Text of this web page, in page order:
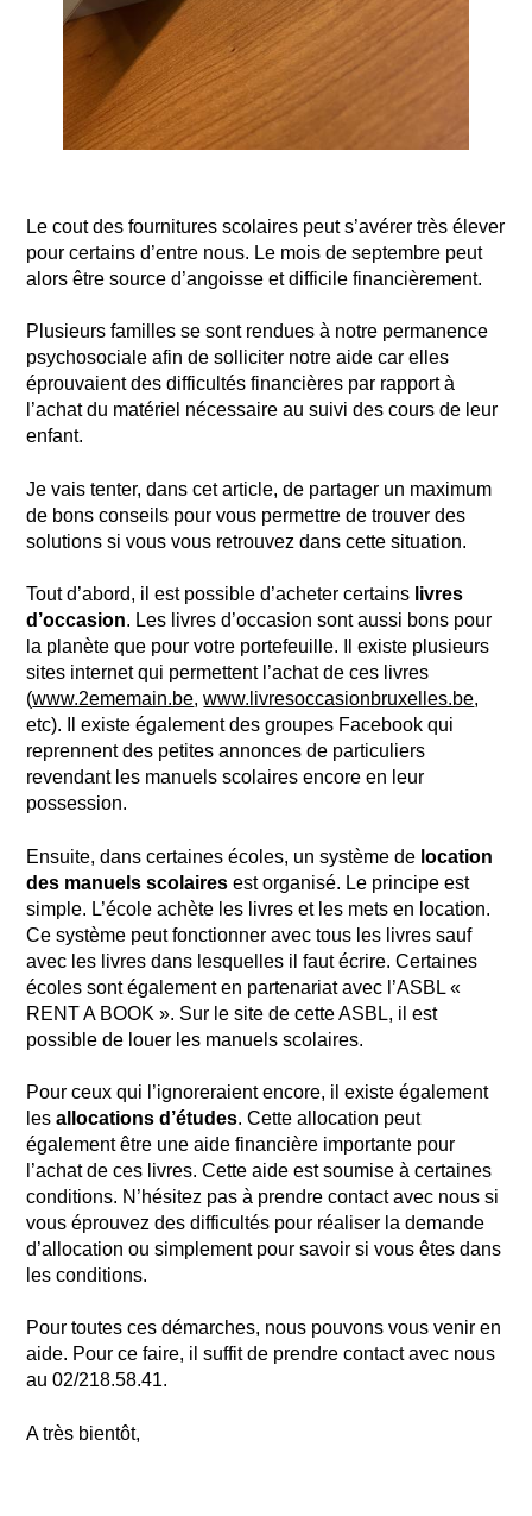
Le cout des fournitures scolaires peut s’avérer très élever
pour certains d’entre nous. Le mois de septembre peut
alors être source d’angoisse et difficile financièrement.
Plusieurs familles se sont rendues à notre permanence
psychosociale afin de solliciter notre aide car elles
éprouvaient des difficultés financières par rapport à
l’achat du matériel nécessaire au suivi des cours de leur
enfant.
Je vais tenter, dans cet article, de partager un maximum
de bons conseils pour vous permettre de trouver des
solutions si vous vous retrouvez dans cette situation.
Tout d’abord, il est possible d’acheter certains livres
d’occasion. Les livres d’occasion sont aussi bons pour
la planète que pour votre portefeuille. Il existe plusieurs
sites internet qui permettent l’achat de ces livres
(www.2ememain.be,www.livresoccasionbruxelles.be,
etc). Il existe également des groupes Facebook qui
reprennent des petites annonces de particuliers
revendant les manuels scolaires encore en leur
possession.
Ensuite, dans certaines écoles, un système de location
des manuels scolaires est organisé. Le principe est
simple. L’école achète les livres et les mets en location.
Ce système peut fonctionner avec tous les livres sauf
avec les livres dans lesquelles il faut écrire. Certaines
écoles sont également en partenariat avec l’ASBL «
RENT A BOOK ». Sur le site de cette ASBL, il est
possible de louer les manuels scolaires.
Pour ceux qui l’ignoreraient encore, il existe également
lesallocations d’études. Cette allocation peut
également être une aide financière importante pour
l’achat de ces livres. Cette aide est soumise à certaines
conditions. N’hésitez pas à prendre contact avec nous si
vous éprouvez des difficultés pour réaliser la demande
d’allocation ou simplement pour savoir si vous êtes dans
les conditions.
Pour toutes ces démarches, nous pouvons vous venir en
aide. Pour ce faire, il suffit de prendre contact avec nous
au 02/218.58.41.
A très bientôt,